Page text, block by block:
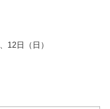
12日（日）